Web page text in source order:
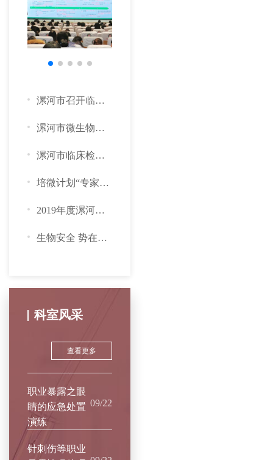
漯河市召开临床检验质评总结暨学术培训会
漯河市微生物与免疫学年会成功举办，共绘检验发展新蓝图
漯河市临床检验质量控制中心召开2025年第一次质控工作会暨质控专...
培微计划“专家面对面”河南漯河站
2019年度漯河市临床检验质评总结暨学术研讨会成功举办
生物安全 势在必行——我院召开漯河市检验质控中心实验室生物安...
科室风采
查看更多
职业暴露之眼
睛的应急处置
演练
09/22
针刺伤等职业